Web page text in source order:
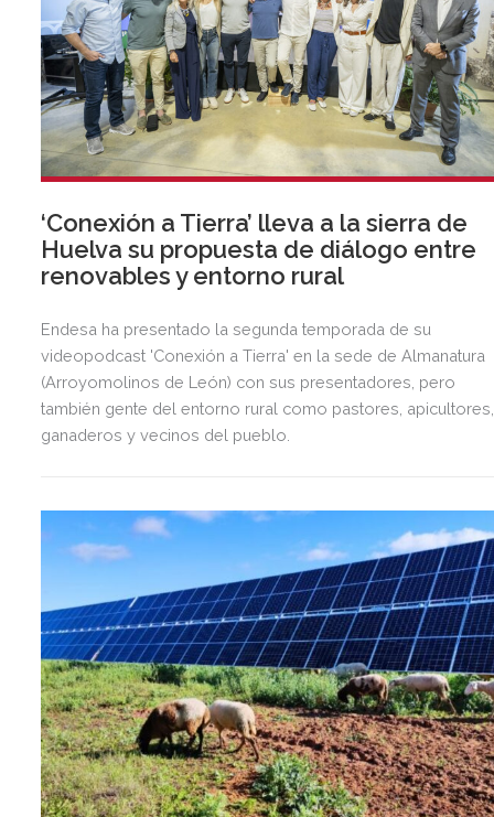
‘Conexión a Tierra’ lleva a la sierra de
Huelva su propuesta de diálogo entre
renovables y entorno rural
Endesa ha presentado la segunda temporada de su
videopodcast 'Conexión a Tierra' en la sede de Almanatura
(Arroyomolinos de León) con sus presentadores, pero
también gente del entorno rural como pastores, apicultores,
ganaderos y vecinos del pueblo.